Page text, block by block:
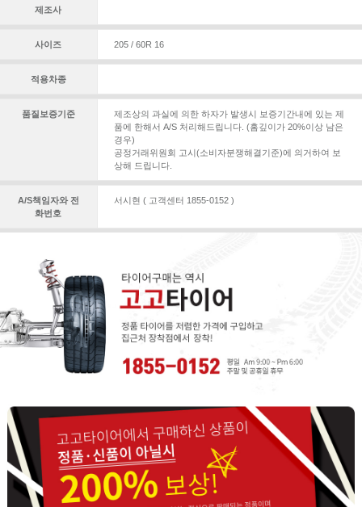
제조사
사이즈 205 / 60R 16
적용차종
품질보증기준
제조상의 과실에 의한 하자가 발생시 보증기간내에 있는 제
품에 한해서 A/S 처리해드립니다. (홈깊이가 20%이상 남은
경우)
공정거래위원회 고시(소비자분쟁해결기준)에 의거하여 보
상해 드립니다.
A/S책임자와 전
화번호
서시현 ( 고객센터 1855-0152 )